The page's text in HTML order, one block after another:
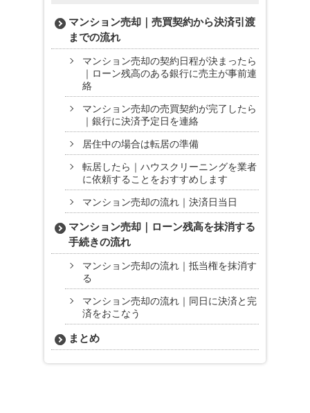
マンション売却｜売買契約から決済引渡
までの流れ
マンション売却の契約日程が決まったら
｜ローン残高のある銀行に売主が事前連
絡
マンション売却の売買契約が完了したら
｜銀行に決済予定日を連絡
居住中の場合は転居の準備
転居したら｜ハウスクリーニングを業者
に依頼することをおすすめします
マンション売却の流れ｜決済日当日
マンション売却｜ローン残高を抹消する
手続きの流れ
マンション売却の流れ｜抵当権を抹消す
る
マンション売却の流れ｜同日に決済と完
済をおこなう
まとめ